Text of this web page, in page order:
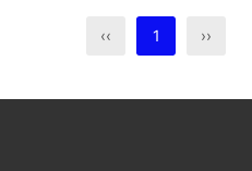
‹‹ 1 ››